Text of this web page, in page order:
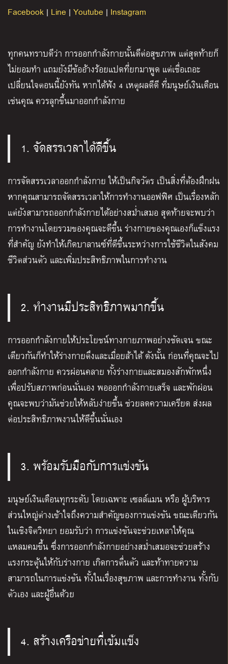
Facebook | Line | Youtube | Instagram
ทุกคนทราบดีว่า การออกกำลังกายนั้นดีต่อสุขภาพ แต่สุดท้ายก็
ไม่ยอมทำ แถมยังมีข้ออ้างร้อยแปดที่ยกมาพูด แต่เชื่อเถอะ
เปลี่ยนใจตอนนี้ยังทัน หากได้ฟัง 4 เหตุผลดีดี ที่มนุษย์เงินเดือน
เช่นคุณ ควรลุกขึ้นมาออกกำลังกาย
1. จัดสรรเวลาได้ดีขึ้น
การจัดสรรเวลาออกกำลังกาย ให้เป็นกิจวัตร เป็นสิ่งที่ต้องฝึกฝน
หากคุณสามารถจัดสรรเวลาให้การทำงานออฟฟิศ เป็นเรื่องหลัก
แต่ยังสามารถออกกำลังกายได้อย่างสม่ำเสมอ สุดท้ายจะพบว่า
การทำงานโดยรวมของคุณจะดีขึ้น ร่างกายของคุณเองก็แข็งแรง
ที่สำคัญ ยังทำให้เกิดบาลานซ์ที่ดีขึ้นระหว่างการใช้ชีวิตในสังคม
ชีวิตส่วนตัว และเพิ่มประสิทธิภาพในการทำงาน
2. ทำงานมีประสิทธิภาพมากขึ้น
การออกกำลังกายให้ประโยชน์ทางกายภาพอย่างชัดเจน ขณะ
เดียวกันก็ทำให้ร่างกายตึงและเมื่อยล้าได้ ดังนั้น ก่อนที่คุณจะไป
ออกกำลังกาย ควรผ่อนคลาย ทั้งร่างกายและสมองสักพักหนึ่ง
เพื่อปรับสภาพก่อนนั่นเอง พอออกกำลังกายเสร็จ และพักผ่อน
คุณจะพบว่ามันช่วยให้หลับง่ายขึ้น ช่วยลดความเครียด ส่งผล
ต่อประสิทธิภาพงานให้ดีขึ้นนั่นเอง
3. พร้อมรับมือกับการแข่งขัน
มนุษย์เงินเดือนทุกระดับ โดยเฉพาะ เซลล์แมน หรือ ผู้บริหาร
ส่วนใหญ่ต่างเข้าใจถึงความสำคัญของการแข่งขัน ขณะเดียวกัน
ในเชิงจิตวิทยา ยอมรับว่า การแข่งขันจะช่วยเหลาให้คุณ
แหลมคมขึ้น ซึ่งการออกกำลังกายอย่างสม่ำเสมอจะช่วยสร้าง
แรงกระตุ้นให้กับร่างกาย เกิดการตื่นตัว และท้าทายความ
สามารถในการแข่งขัน ทั้งในเรื่องสุขภาพ และการทำงาน ทั้งกับ
ตัวเอง และผู้อื่นด้วย
4. สร้างเครือข่ายที่เข้มแข็ง